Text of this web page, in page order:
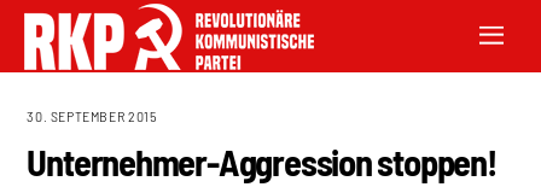
30. SEPTEMBER 2015
Unternehmer-Aggression stoppen!